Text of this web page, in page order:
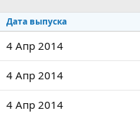
с
з
а
Дата выпуска
4 Апр 2014
4 Апр 2014
4 Апр 2014